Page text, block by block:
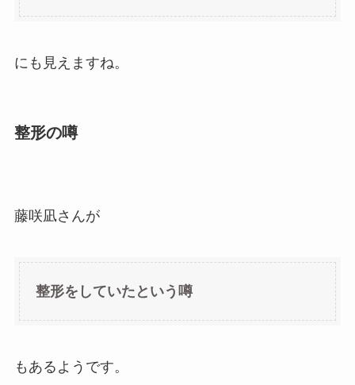
にも見えますね。
整形の噂
藤咲凪さんが
整形をしていたという噂
もあるようです。